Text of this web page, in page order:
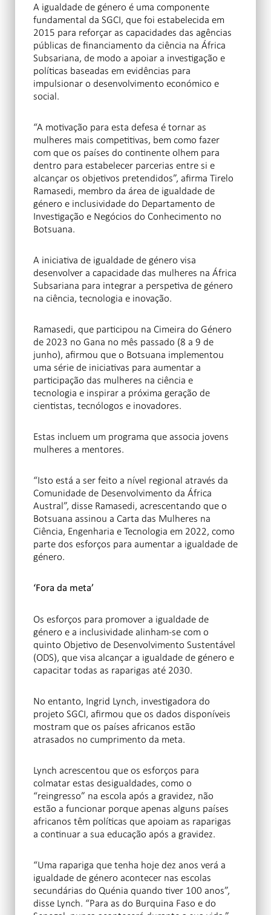
A igualdade de género é uma componente
fundamental da SGCI, que foi estabelecida em
2015 para reforçar as capacidades das agências
públicas de financiamento da ciência na África
Subsariana, de modo a apoiar a investigação e
políticas baseadas em evidências para
impulsionar o desenvolvimento económico e
social.
“A motivação para esta defesa é tornar as
mulheres mais competitivas, bem como fazer
com que os países do continente olhem para
dentro para estabelecer parcerias entre si e
alcançar os objetivos pretendidos”, afirma Tirelo
Ramasedi, membro da área de igualdade de
género e inclusividade do Departamento de
Investigação e Negócios do Conhecimento no
Botsuana.
A iniciativa de igualdade de género visa
desenvolver a capacidade das mulheres na África
Subsariana para integrar a perspetiva de género
na ciência, tecnologia e inovação.
Ramasedi, que participou na Cimeira do Género
de 2023 no Gana no mês passado (8 a 9 de
junho), afirmou que o Botsuana implementou
uma série de iniciativas para aumentar a
participação das mulheres na ciência e
tecnologia e inspirar a próxima geração de
cientistas, tecnólogos e inovadores.
Estas incluem um programa que associa jovens
mulheres a mentores.
“Isto está a ser feito a nível regional através da
Comunidade de Desenvolvimento da África
Austral”, disse Ramasedi, acrescentando que o
Botsuana assinou a Carta das Mulheres na
Ciência, Engenharia e Tecnologia em 2022, como
parte dos esforços para aumentar a igualdade de
género.
‘Fora da meta’
Os esforços para promover a igualdade de
género e a inclusividade alinham-se com o
quinto Objetivo de Desenvolvimento Sustentável
(ODS), que visa alcançar a igualdade de género e
capacitar todas as raparigas até 2030.
No entanto, Ingrid Lynch, investigadora do
projeto SGCI, afirmou que os dados disponíveis
mostram que os países africanos estão
atrasados no cumprimento da meta.
Lynch acrescentou que os esforços para
colmatar estas desigualdades, como o
“reingresso” na escola após a gravidez, não
estão a funcionar porque apenas alguns países
africanos têm políticas que apoiam as raparigas
a continuar a sua educação após a gravidez.
“Uma rapariga que tenha hoje dez anos verá a
igualdade de género acontecer nas escolas
secundárias do Quénia quando tiver 100 anos”,
disse Lynch. “Para as do Burquina Faso e do